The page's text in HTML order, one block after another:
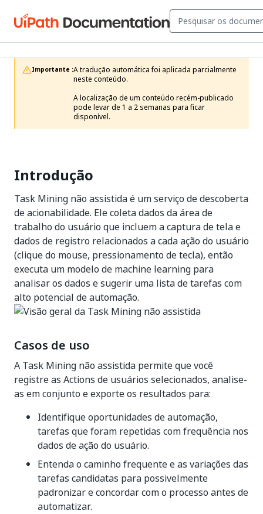
Importante :A tradução automática foi aplicada parcialmente
neste conteúdo.
A localização de um conteúdo recém-publicado
pode levar de 1 a 2 semanas para ficar
disponível.
Introdução
Task Mining não assistida é um serviço de descoberta
de acionabilidade. Ele coleta dados da área de
trabalho do usuário que incluem a captura de tela e
dados de registro relacionados a cada ação do usuário
(clique do mouse, pressionamento de tecla), então
executa um modelo de machine learning para
analisar os dados e sugerir uma lista de tarefas com
alto potencial de automação.
Casos de uso
A Task Mining não assistida permite que você
registre as Actions de usuários selecionados, analise-
as em conjunto e exporte os resultados para:
Identifique oportunidades de automação,
tarefas que foram repetidas com frequência nos
dados de ação do usuário.
Entenda o caminho frequente e as variações das
tarefas candidatas para possivelmente
padronizar e concordar com o processo antes de
automatizar.